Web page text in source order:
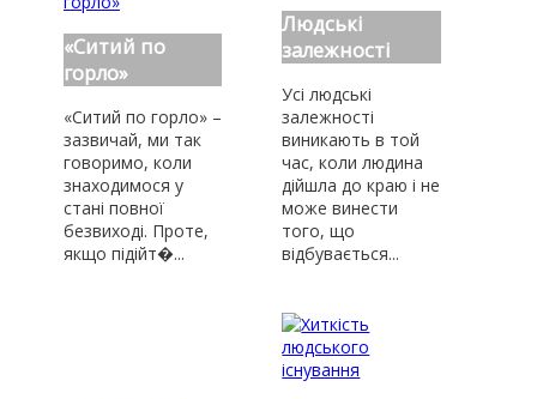
«Ситий по
горло»
«Ситий по горло» –
зазвичай, ми так
говоримо, коли
знаходимося у
стані повної
безвиході. Проте,
якщо підійт�...
Людські
залежності
Усі людські
залежності
виникають в той
час, коли людина
дійшла до краю і не
може винести
того, що
відбувається...